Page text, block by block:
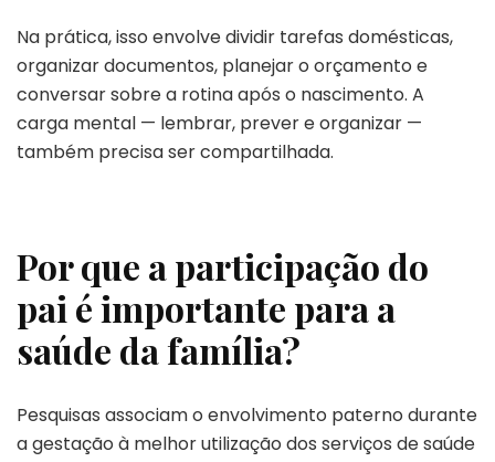
Na prática, isso envolve dividir tarefas domésticas,
organizar documentos, planejar o orçamento e
conversar sobre a rotina após o nascimento. A
carga mental — lembrar, prever e organizar —
também precisa ser compartilhada.
Por que a participação do
pai é importante para a
saúde da família?
Pesquisas associam o envolvimento paterno durante
a gestação à melhor utilização dos serviços de saúde